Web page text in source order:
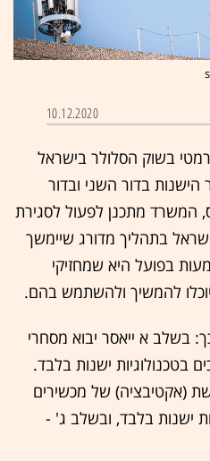
10.12.2020
בשוק הסלולר בישראל
בדור השני ובדור
המשרד מתכנן לפעול לסגירת
בתהליך מדורג שיימשך
2025. המשמעות בפועל היא שמחזיקי
יוכלו להמשיך ולהשתמש בהם.
בשלב א ייאסר יבוא מסחרי
בטכנולוגיות ישנות בלבד.
(אקטיבציה) של מכשירים
ישנות בלבד, ובשלב ג' -